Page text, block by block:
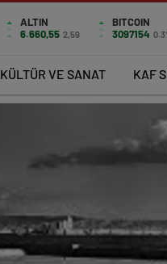
ALTIN
6.660,55 2,59
BITCOIN
3097154
KÜLTÜR VE SANAT KAF